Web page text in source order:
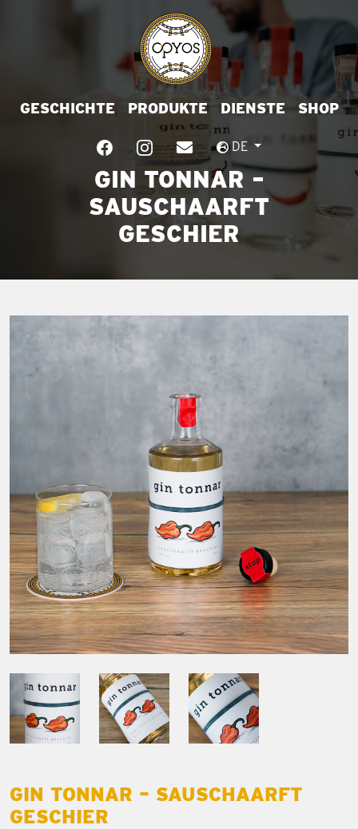
GESCHICHTE PRODUKTE DIENSTE SHOP
DE
GIN TONNAR –
SAUSCHAARFT
GESCHIER
GIN TONNAR – SAUSCHAARFT
GESCHIER